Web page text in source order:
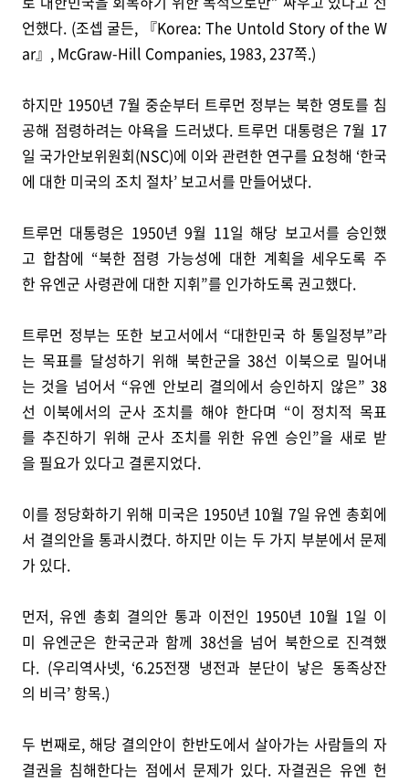
언했다. (조셉 굴든, 『Korea: The Untold Story of the W
ar』, McGraw-Hill Companies, 1983, 237쪽.)
하지만 1950년 7월 중순부터 트루먼 정부는 북한 영토를 침
공해 점령하려는 야욕을 드러냈다. 트루먼 대통령은 7월 17
일 국가안보위원회(NSC)에 이와 관련한 연구를 요청해 ‘한국
에 대한 미국의 조치 절차’ 보고서를 만들어냈다.
트루먼 대통령은 1950년 9월 11일 해당 보고서를 승인했
고 합참에 “북한 점령 가능성에 대한 계획을 세우도록 주
한 유엔군 사령관에 대한 지휘”를 인가하도록 권고했다.
트루먼 정부는 또한 보고서에서 “대한민국 하 통일정부”라
는 목표를 달성하기 위해 북한군을 38선 이북으로 밀어내
는 것을 넘어서 “유엔 안보리 결의에서 승인하지 않은” 38
선 이북에서의 군사 조치를 해야 한다며 “이 정치적 목표
를 추진하기 위해 군사 조치를 위한 유엔 승인”을 새로 받
을 필요가 있다고 결론지었다.
이를 정당화하기 위해 미국은 1950년 10월 7일 유엔 총회에
서 결의안을 통과시켰다. 하지만 이는 두 가지 부분에서 문제
가 있다.
먼저, 유엔 총회 결의안 통과 이전인 1950년 10월 1일 이
미 유엔군은 한국군과 함께 38선을 넘어 북한으로 진격했
다. (우리역사넷, ‘6.25전쟁 냉전과 분단이 낳은 동족상잔
의 비극’ 항목.)
두 번째로, 해당 결의안이 한반도에서 살아가는 사람들의 자
결권을 침해한다는 점에서 문제가 있다. 자결권은 유엔 헌